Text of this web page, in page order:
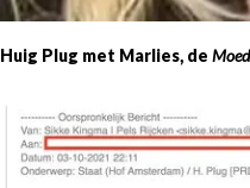
Huig Plug met Marlies, de